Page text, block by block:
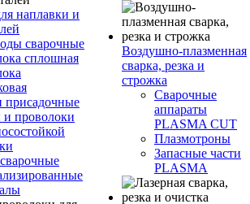
наплавки и
сварочные
сплошная
присадочные
проволоки
Воздушно-плазменная
сварка, резка и
строжка
Сварочные
аппараты
PLASMA CUT
Плазмотроны
Запасные части
PLASMA